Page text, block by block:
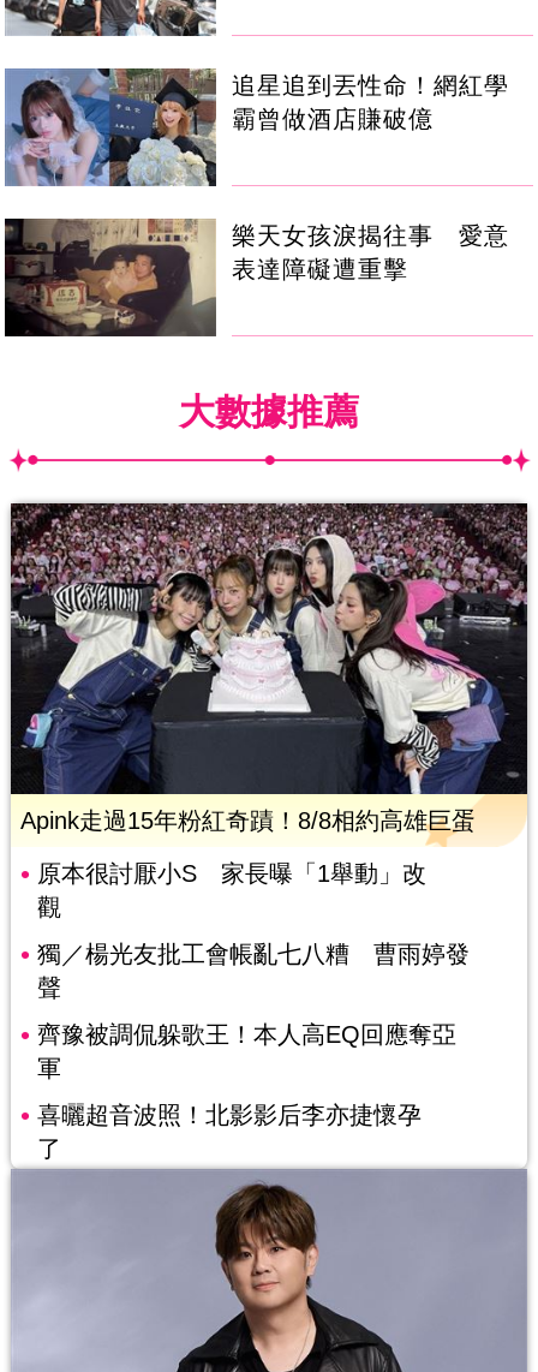
追星追到丟性命！網紅學
霸曾做酒店賺破億
樂天女孩淚揭往事 愛意
表達障礙遭重擊
大數據推薦
Apink走過15年粉紅奇蹟！8/8相約高雄巨蛋
原本很討厭小S 家長曝「1舉動」改
觀
獨／楊光友批工會帳亂七八糟 曹雨婷發
聲
齊豫被調侃躲歌王！本人高EQ回應奪亞
軍
喜曬超音波照！北影影后李亦捷懷孕
了